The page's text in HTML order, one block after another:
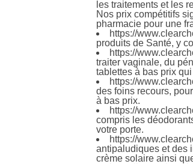
les traitements et les
Nos prix compétitifs
pharmacie pour une
https://
produits de Santé, y
https://
traiter vaginale, du
tablettes à bas prix
https://
des foins recours,
à bas prix.
https://
compris les
votre porte.
https://
antipaludiques et des
crème solaire ainsi